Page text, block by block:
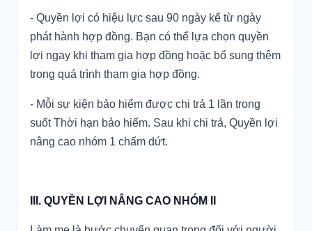
- Quyền lợi có hiệu lực sau 90 ngày kể từ ngày
phát hành hợp đồng. Bạn có thể lựa chọn quyền
lợi ngay khi tham gia hợp đồng hoặc bổ sung thêm
trong quá trình tham gia hợp đồng.
- Mỗi sự kiện bảo hiểm được chi trả 1 lần trong
suốt Thời hạn bảo hiểm. Sau khi chi trả, Quyền lợi
nâng cao nhóm 1 chấm dứt.
III. QUYỀN LỢI NÂNG CAO NHÓM II